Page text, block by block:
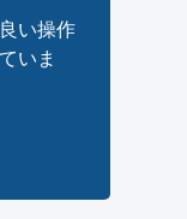
い操作
いま